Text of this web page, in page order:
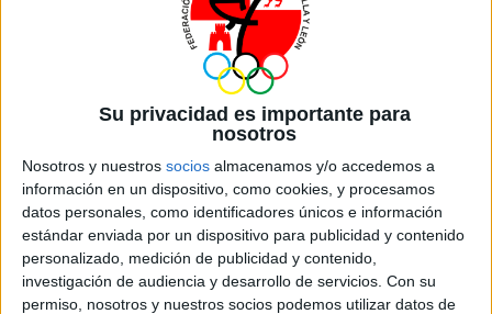
Su privacidad es importante para
nosotros
Nosotros y nuestros socios almacenamos y/o accedemos a
información en un dispositivo, como cookies, y procesamos
datos personales, como identificadores únicos e información
estándar enviada por un dispositivo para publicidad y contenido
personalizado, medición de publicidad y contenido,
investigación de audiencia y desarrollo de servicios. Con su
permiso, nosotros y nuestros socios podemos utilizar datos de
Los días 5-6 de diciembre de 2023, se celebró el
Campeonato de España de Poomsae Infantil por
MEDALLERO:
Categoría Infantil femenina: Medalla de ORO- Mei Ling
Duque Mendoza